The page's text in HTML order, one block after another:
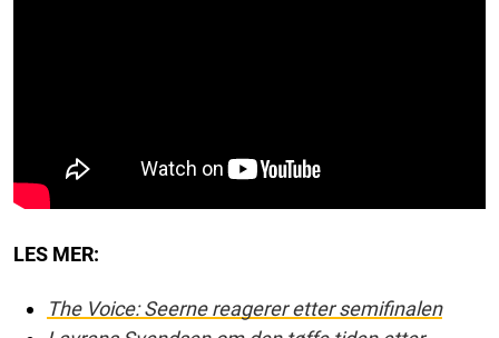
LES MER:
The Voice: Seerne reagerer etter semifinalen